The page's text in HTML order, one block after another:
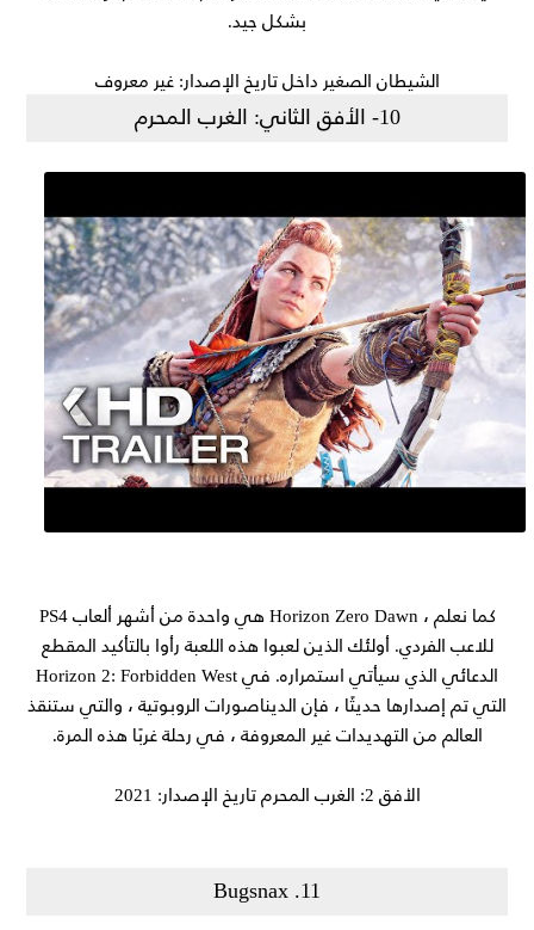
بشكل جيد.
الشيطان الصغير داخل تاريخ الإصدار: غير معروف
10- الأفق الثاني: الغرب المحرم
كما نعلم ، Horizon Zero Dawn هي واحدة من أشهر ألعاب PS4
للاعب الفردي. أولئك الذين لعبوا هذه اللعبة رأوا بالتأكيد المقطع
الدعائي الذي سيأتي استمراره. في Horizon 2: Forbidden West
التي تم إصدارها حديثًا ، فإن الديناصورات الروبوتية ، والتي ستنقذ
العالم من التهديدات غير المعروفة ، في رحلة غربًا هذه المرة.
الأفق 2: الغرب المحرم تاريخ الإصدار: 2021
11. Bugsnax